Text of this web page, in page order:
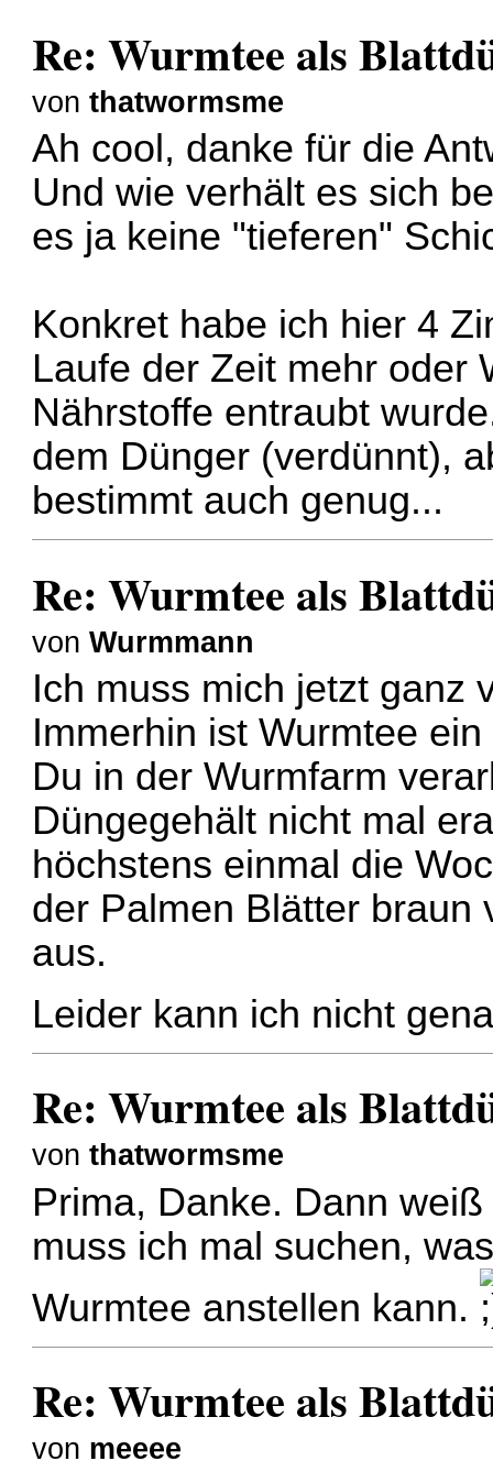
Re: Wurmtee als
vonthatwormsme
Ah cool, danke für die
Und wie verhält es sich
es ja keine "tieferen"
Konkret habe ich hier 4
Laufe der Zeit mehr oder
Nährstoffe entraubt
dem Dünger (verdünnt),
bestimmt auch genug...
Re: Wurmtee als
vonWurmmann
Ich muss mich jetzt ganz
Immerhin ist Wurmtee
Du in der Wurmfarm
Düngegehält nicht mal
höchstens einmal die
der Palmen Blätter braun
aus.
Leider kann ich nicht
Re: Wurmtee als
vonthatwormsme
Prima, Danke. Dann
muss ich mal suchen,
Wurmtee anstellen kann.
Re: Wurmtee als
von meeee